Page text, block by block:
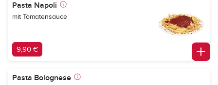
Pasta Napoli
mit Tomatensauce
9,90 €
Pasta Bolognese